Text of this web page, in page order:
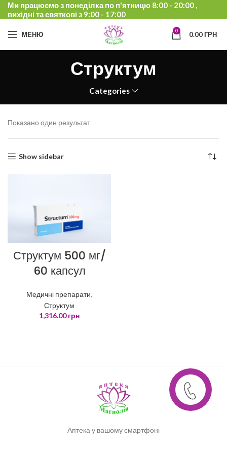
Ми працюємо з понеділка по п'ятницю 8:00 - 20:00 ,
вихідні та святкові з 9:00 - 17:00
МЕНЮ 0 0.00ГРН
Структум
Categories
Показано один результат
Show sidebar
Структум 500 мг/
60 капсул
Медичні препарати,
Структум
1,316.00грн
Аптека у вашому смартфоні